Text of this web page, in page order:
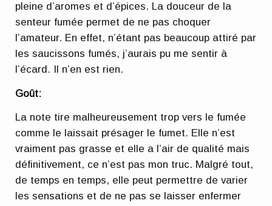
pleine d’aromes et d’épices. La douceur de la
senteur fumée permet de ne pas choquer
l’amateur. En effet, n’étant pas beaucoup attiré par
les saucissons fumés, j’aurais pu me sentir à
l’écard. Il n’en est rien.
Goût:
La note tire malheureusement trop vers le fumée
comme le laissait présager le fumet. Elle n’est
vraiment pas grasse et elle a l’air de qualité mais
définitivement, ce n’est pas mon truc. Malgré tout,
de temps en temps, elle peut permettre de varier
les sensations et de ne pas se laisser enfermer